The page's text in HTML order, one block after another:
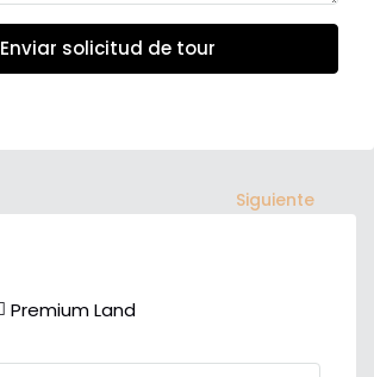
Enviar solicitud de tour
Siguiente
Premium Land